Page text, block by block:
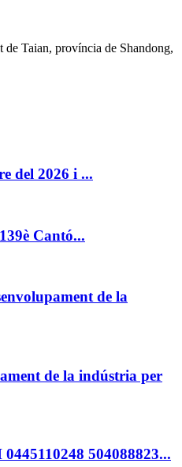
Taian, província de Shandong,
del 2026 i ...
Cantó...
de la
de la indústria per
504088823...